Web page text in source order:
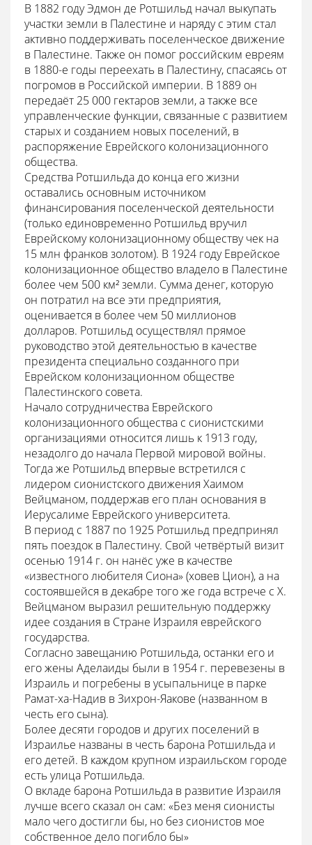
В 1882 году Эдмон де Ротшильд начал выкупать
участки земли в Палестине и наряду с этим стал
активно поддерживать поселенческое движение
в Палестине. Также он помог российским евреям
в 1880-е годы переехать в Палестину, спасаясь от
погромов в Российской империи. В 1889 он
передаёт 25 000 гектаров земли, а также все
управленческие функции, связанные с развитием
старых и созданием новых поселений, в
распоряжение Еврейского колонизационного
общества.
Средства Ротшильда до конца его жизни
оставались основным источником
финансирования поселенческой деятельности
(только единовременно Ротшильд вручил
Еврейскому колонизационному обществу чек на
15 млн франков золотом). В 1924 году Еврейское
колонизационное общество владело в Палестине
более чем 500 км² земли. Сумма денег, которую
он потратил на все эти предприятия,
оценивается в более чем 50 миллионов
долларов. Ротшильд осуществлял прямое
руководство этой деятельностью в качестве
президента специально созданного при
Еврейском колонизационном обществе
Палестинского совета.
Начало сотрудничества Еврейского
колонизационного общества с сионистскими
организациями относится лишь к 1913 году,
незадолго до начала Первой мировой войны.
Тогда же Ротшильд впервые встретился с
лидером сионистского движения Хаимом
Вейцманом, поддержав его план основания в
Иерусалиме Еврейского университета.
В период с 1887 по 1925 Ротшильд предпринял
пять поездок в Палестину. Свой четвёртый визит
осенью 1914 г. он нанёс уже в качестве
«известного любителя Сиона» (ховев Цион), а на
состоявшейся в декабре того же года встрече с Х.
Вейцманом выразил решительную поддержку
идее создания в Стране Израиля еврейского
государства.
Согласно завещанию Ротшильда, останки его и
его жены Аделаиды были в 1954 г. перевезены в
Израиль и погребены в усыпальнице в парке
Рамат-ха-Надив в Зихрон-Яакове (названном в
честь его сына).
Более десяти городов и других поселений в
Израилье названы в честь барона Ротшильда и
его детей. В каждом крупном израильском городе
есть улица Ротшильда.
О вкладе барона Ротшильда в развитие Израиля
лучше всего сказал он сам: «Без меня сионисты
мало чего достигли бы, но без сионистов мое
собственное дело погибло бы»